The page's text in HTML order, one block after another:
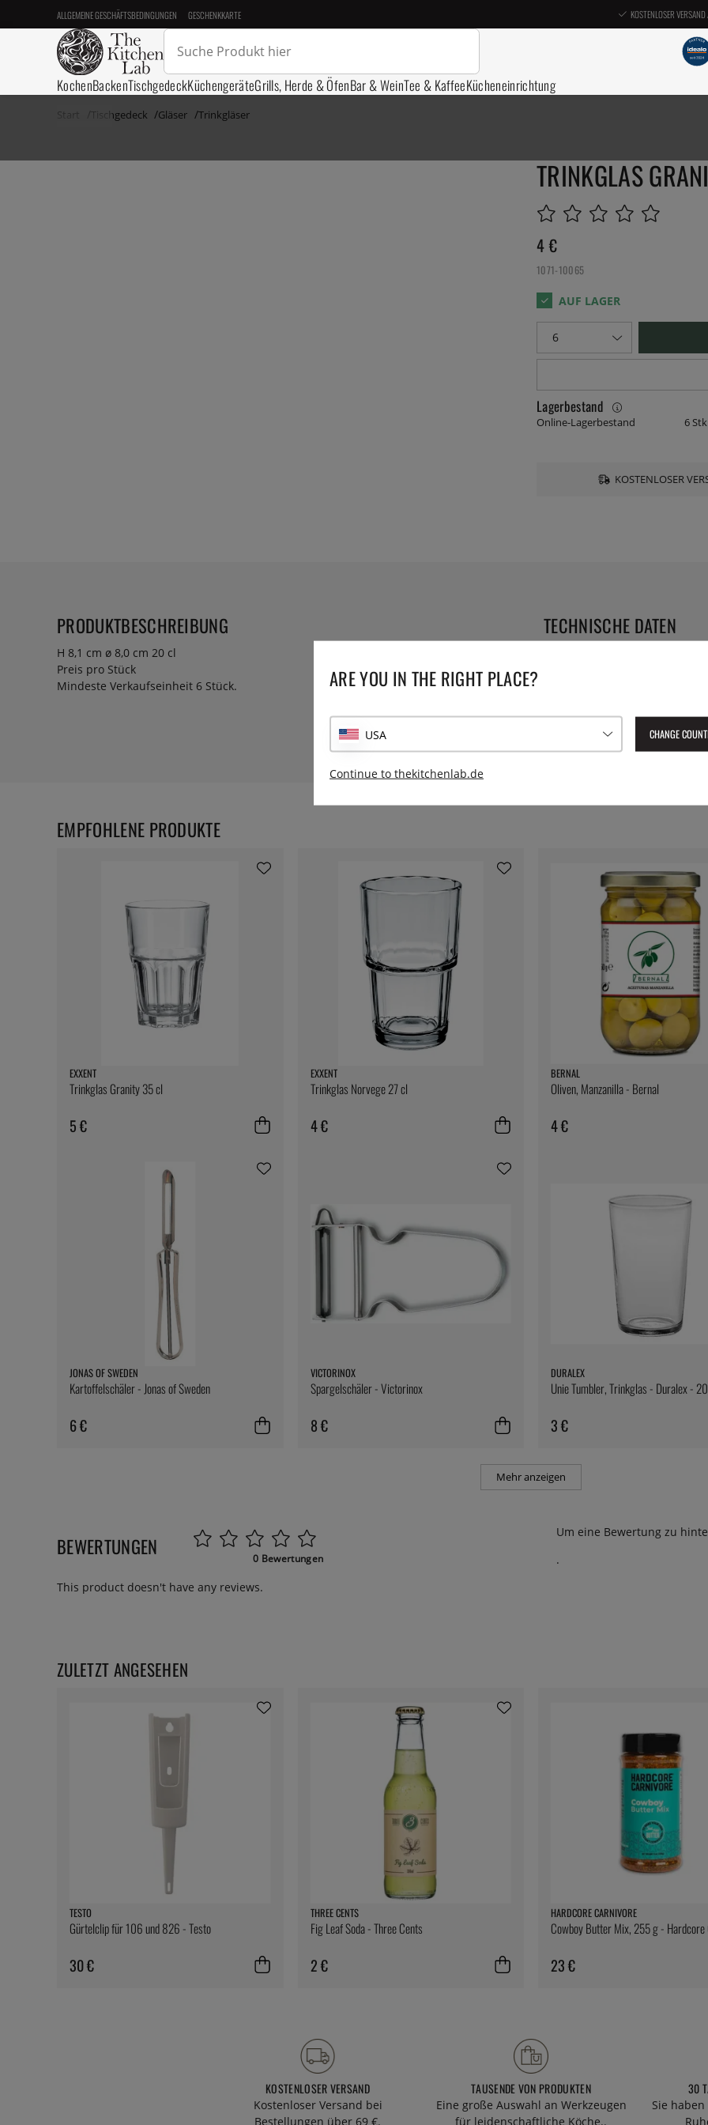
ALLGEMEINE GESCHÄFTSBEDINGUNGEN GESCHENKKARTE KOSTENLOSER
KochenBackenTischgedeckKüchengeräteGrills, Herde & ÖfenBar & WeinTee & KaffeeKücheneinrichtung
Start Tischgedeck Gläser Trinkgläser
TRINKGLAS
4 €
1071-10065
Lagerbestand
Online-Lagerbestand 6
KOSTENLOSER
PRODUKTBESCHREIBUNG
H 8,1 cm ø 8,0 cm 20 cl
Preis pro Stück
Mindeste Verkaufseinheit 6 Stück.
TECHNISCHE DATEN
EXXENT
Trinkglas Granity 35 cl
5 €
EXXENT
Trinkglas Norvege 27 cl
4 €
BERNAL
Oliven, Manzanilla - Bernal
4 €
JONAS OF SWEDEN
Kartoffelschäler - Jonas of Sweden
6 €
VICTORINOX
Spargelschäler - Victorinox
8 €
DURALEX
Unie Tumbler, Trinkglas - Duralex -
3 €
Mehr anzeigen
EMPFOHLENE PRODUKTE
BEWERTUNGEN 0 Bewertungen
Um eine Bewertung zu
.
This product doesn't have any reviews.
ZULETZT ANGESEHEN
TESTO
Gürtelclip für 106 und 826 - Testo
30 €
THREE CENTS
Fig Leaf Soda - Three Cents
2 €
HARDCORE CARNIVORE
Cowboy Butter Mix, 255 g -
23 €
KOSTENLOSER VERSAND
Kostenloser Versand bei
Bestellungen über 69 €.
TAUSENDE VON PRODUKTEN
Eine große Auswahl an Werkzeugen
für leidenschaftliche Köche..
30
Sie
ARE YOU IN THE RIGHT PLACE?
USA CHANGE
Continue to thekitchenlab.de